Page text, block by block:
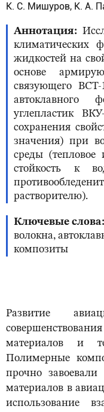
К. С. Мишуров, К. А.
Аннотация
климатических
жидкостей на
основе
связующего ВСТ-
автоклавного
углепластик
сохранения
значения) при
среды (тепловое
стойкость к
растворителю).
Ключевые слова
волокна,
композиты
Развитие
материалов и
Полимерные
прочно
материалов в
использование